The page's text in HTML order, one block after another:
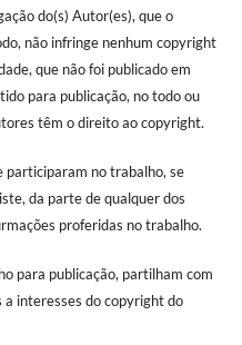
do(s) Autor(es), que o
não infringe nenhum copyright
que não foi publicado em
para publicação, no todo ou
têm o direito ao copyright.
participaram no trabalho, se
da parte de qualquer dos
proferidas no trabalho.
para publicação, partilham com
a interesses do copyright do